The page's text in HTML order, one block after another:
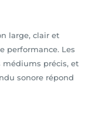
large, clair et
performance. Les
médiums précis, et
sonore répond